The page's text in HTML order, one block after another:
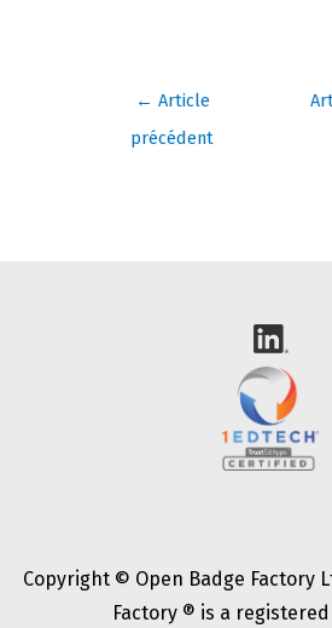
← Article
précédent
Copyright © Open Badge Factory
Factory ® is a